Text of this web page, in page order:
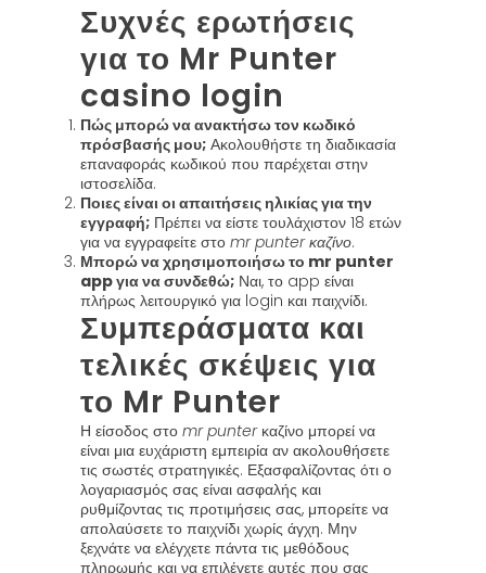
Συχνές ερωτήσεις
για το Mr Punter
casino login
Πώς μπορώ να ανακτήσω τον κωδικό
πρόσβασής μου; Ακολουθήστε τη διαδικασία
επαναφοράς κωδικού που παρέχεται στην
ιστοσελίδα.
Ποιες είναι οι απαιτήσεις ηλικίας για την
εγγραφή; Πρέπει να είστε τουλάχιστον 18 ετών
για να εγγραφείτε στο mr punter καζίνο.
Μπορώ να χρησιμοποιήσω το mr punter
app για να συνδεθώ; Ναι, το app είναι
πλήρως λειτουργικό για login και παιχνίδι.
Συμπεράσματα και
τελικές σκέψεις για
το Mr Punter
Η είσοδος στο mr punterκαζίνο μπορεί να
είναι μια ευχάριστη εμπειρία αν ακολουθήσετε
τις σωστές στρατηγικές. Εξασφαλίζοντας ότι ο
λογαριασμός σας είναι ασφαλής και
ρυθμίζοντας τις προτιμήσεις σας, μπορείτε να
απολαύσετε το παιχνίδι χωρίς άγχη. Μην
ξεχνάτε να ελέγχετε πάντα τις μεθόδους
πληρωμής και να επιλέγετε αυτές που σας